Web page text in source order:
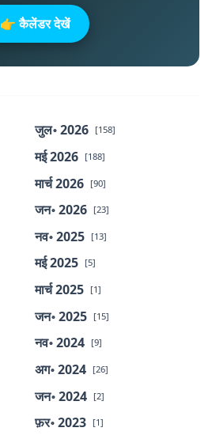
👉 कैलेंडर देखें
जुल॰ 2026 [158]
मई 2026 [188]
मार्च 2026 [90]
जन॰ 2026 [23]
नव॰ 2025 [13]
मई 2025 [5]
मार्च 2025 [1]
जन॰ 2025 [15]
नव॰ 2024 [9]
अग॰ 2024 [26]
जन॰ 2024 [2]
फ़र॰ 2023 [1]